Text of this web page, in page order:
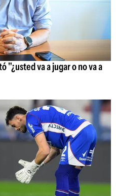
"¿usted va a jugar o no va a